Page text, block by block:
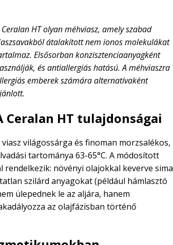
Ceralan HT olyan méhviasz, amely szabad
átalakított nem ionos molekulákat
Elsősorban konzisztenciaanyagként
és antiallergiás hatású. A méhviaszra
emberek számára alternatívaként
Ceralan HT tulajdonságai
viasz világossárga és finoman morzsalékos,
tartománya 63-65°C. A módosított
növényi olajokkal keverve sima
szilárd anyagokat (például hámlasztó
ülepednek le az aljára, hanem
az olajfázisban történő